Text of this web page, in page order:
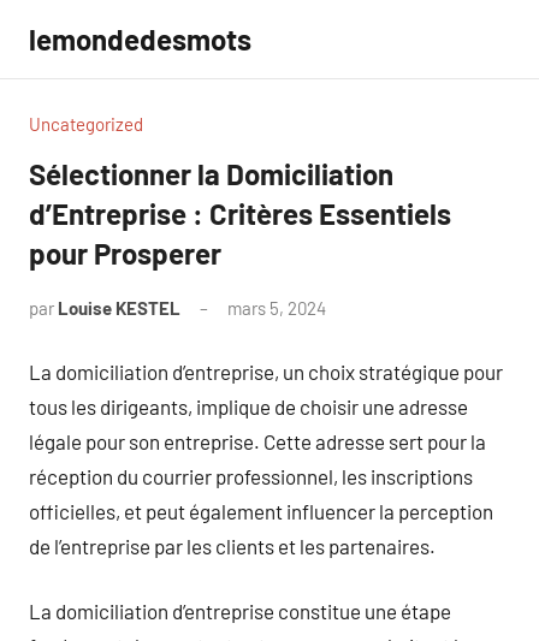
contenu
lemondedesmots
Uncategorized
Sélectionner la Domiciliation
d’Entreprise : Critères Essentiels
pour Prosperer
par Louise KESTEL mars 5, 2024
La domiciliation d’entreprise, un choix stratégique pour
tous les dirigeants, implique de choisir une adresse
légale pour son entreprise. Cette adresse sert pour la
réception du courrier professionnel, les inscriptions
officielles, et peut également influencer la perception
de l’entreprise par les clients et les partenaires.
La domiciliation d’entreprise constitue une étape